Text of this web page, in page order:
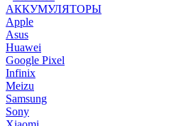
АККУМУЛЯТОРЫ
Apple
Asus
Huawei
Google Pixel
Infinix
Meizu
Samsung
Sony